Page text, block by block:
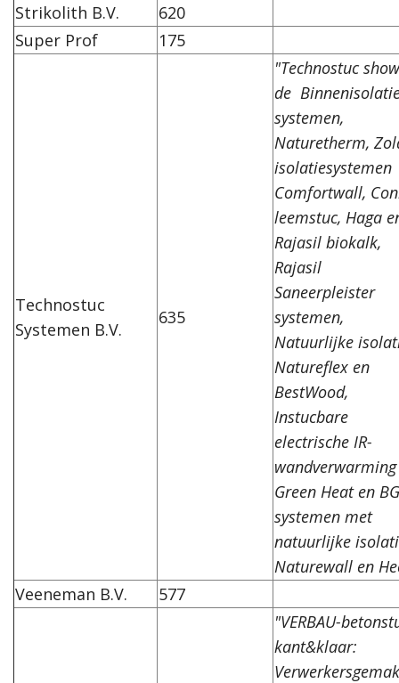
Strikolith B.V.
620
Super Prof
175
Technostuc
Systemen B.V.
635
"Technostuc
de
systemen,
Naturetherm,
isolatiesystemen
Comfortwall,
leemstuc, Haga
Rajasil biokalk,
Rajasil
Saneerpleister
systemen,
Natuurlijke
Natureflex en
BestWood,
Instucbare
electrische IR-
wandverwarming
Green Heat en
systemen met
natuurlijke
Naturewall en
Veeneman B.V.
577
"VERBAU-
kant&klaar:
Verwerkersgemak